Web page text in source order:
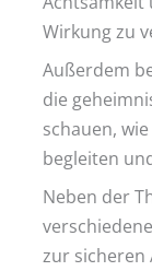
Wirkung zu
Außerdem
die
schauen,
begleiten
Neben der
zur sicheren